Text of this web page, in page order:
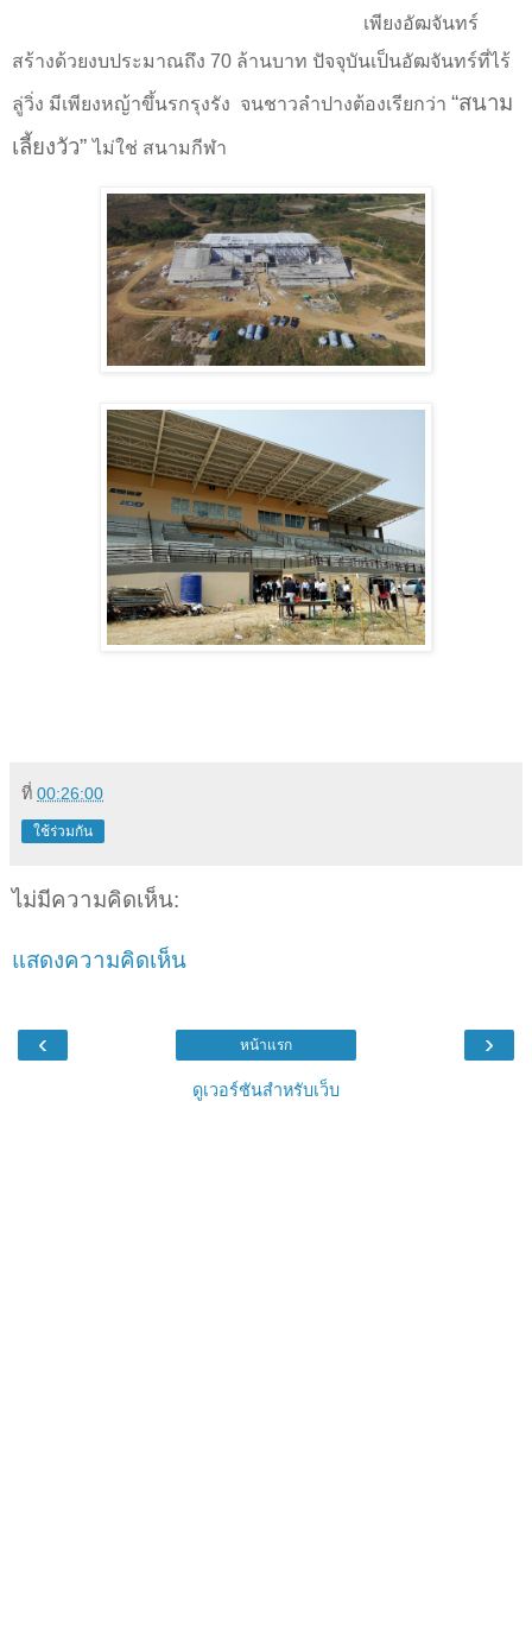
เพียงอัฒจันทร์
สร้างด้วยงบประมาณถึง 70 ล้านบาท ปัจจุบันเป็นอัฒจันทร์ที่ไร้
ลู่วิ่ง มีเพียงหญ้าขึ้นรกรุงรัง จนชาวลำปางต้องเรียกว่า “สนาม
เลี้ยงวัว”ไม่ใช่ สนามกีฬา
ที่ 00:26:00
ใช้ร่วมกัน
ไม่มีความคิดเห็น:
แสดงความคิดเห็น
‹ ›
หน้าแรก
ดูเวอร์ชันสำหรับเว็บ